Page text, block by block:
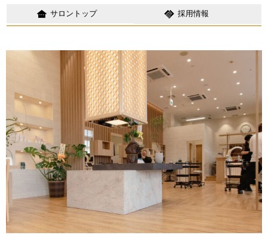
other_houses サロントップ handshake 採用情報